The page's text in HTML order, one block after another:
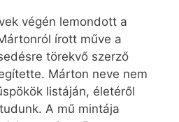
végén lemondott a
írott műve a
törekvő szerző
Márton neve nem
listáján, életéről
A mű mintája